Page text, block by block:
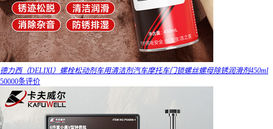
德力西（DELIXI）螺栓松动剂车用清洁剂汽车摩托车门锁螺丝螺母除锈润滑剂450ml
50000条评价